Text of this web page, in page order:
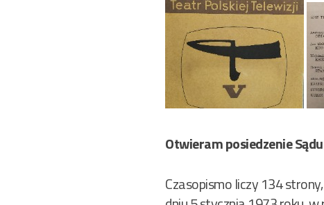
Otwieram posiedzenie
Czasopismo liczy 134